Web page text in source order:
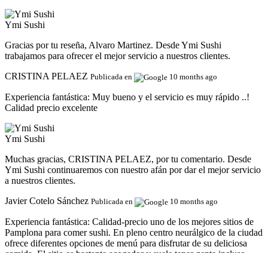
Ymi Sushi
Gracias por tu reseña, Alvaro Martinez. Desde Ymi Sushi
trabajamos para ofrecer el mejor servicio a nuestros clientes.
CRISTINA PELAEZ Publicada en 10 months ago
Experiencia fantástica: Muy bueno y el servicio es muy rápido ..!
Calidad precio excelente
Ymi Sushi
Muchas gracias, CRISTINA PELAEZ, por tu comentario. Desde
Ymi Sushi continuaremos con nuestro afán por dar el mejor servicio
a nuestros clientes.
Javier Cotelo Sánchez Publicada en 10 months ago
Experiencia fantástica: Calidad-precio uno de los mejores sitios de
Pamplona para comer sushi. En pleno centro neurálgico de la ciudad
ofrece diferentes opciones de menú para disfrutar de su deliciosa